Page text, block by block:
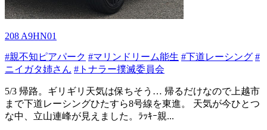
208 A9HN01
#親不知ピアパーク #マリンドリーム能生 #下道レーシング #
ニイガタ姉さん #トナラー撲滅委員会
5/3 帰路。ギリギリ天気は保ちそう… 帰るだけなので上越市
まで下道レーシングひたすら8号線を東進。 天気が今ひとつ
な中、立山連峰が見えました。ﾗｯｷｰ親...